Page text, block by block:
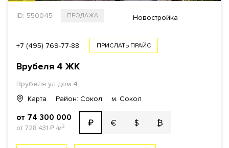
ID: 550045 ПРОДАЖА Новостройка
+7 (495) 769-77-88 ПРИСЛАТЬ ПРАЙС
Врубеля 4 ЖК
Врубеля ул дом 4
Карта
Район: Сокол м. Сокол
от 74 300 000
от 728 431 ₽/м² ₽ € $ ₿